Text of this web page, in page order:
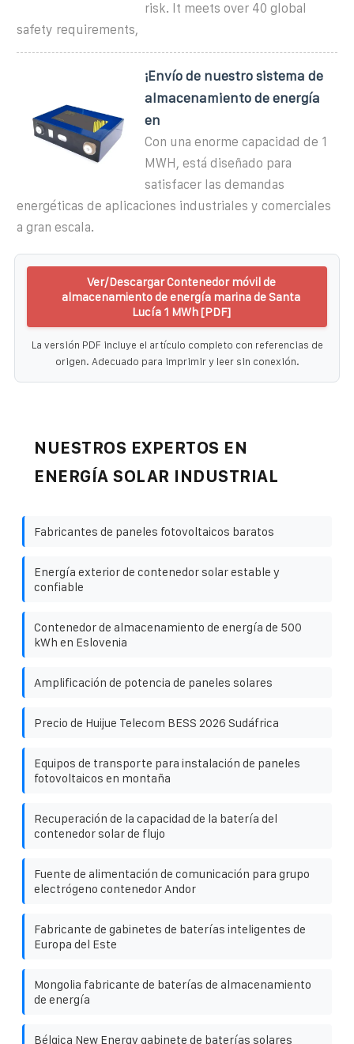
risk. It meets over 40 global
safety requirements,
¡Envío de nuestro sistema de
almacenamiento de energía
en
Con una enorme capacidad de 1
MWH, está diseñado para
satisfacer las demandas
energéticas de aplicaciones industriales y comerciales
a gran escala.
Ver/Descargar Contenedor móvil de
almacenamiento de energía marina de Santa
Lucía 1 MWh [PDF]
La versión PDF incluye el artículo completo con referencias de
origen. Adecuado para imprimir y leer sin conexión.
NUESTROS EXPERTOS EN
ENERGÍA SOLAR INDUSTRIAL
Fabricantes de paneles fotovoltaicos baratos
Energía exterior de contenedor solar estable y
confiable
Contenedor de almacenamiento de energía de 500
kWh en Eslovenia
Amplificación de potencia de paneles solares
Precio de Huijue Telecom BESS 2026 Sudáfrica
Equipos de transporte para instalación de paneles
fotovoltaicos en montaña
Recuperación de la capacidad de la batería del
contenedor solar de flujo
Fuente de alimentación de comunicación para grupo
electrógeno contenedor Andor
Fabricante de gabinetes de baterías inteligentes de
Europa del Este
Mongolia fabricante de baterías de almacenamiento
de energía
Bélgica New Energy gabinete de baterías solares